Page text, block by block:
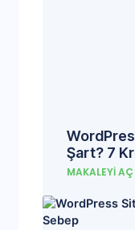
Şart? 7
MAKALEYI AÇ